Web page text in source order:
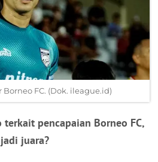
FC. (Dok. ileague.id)
pencapaian Borneo FC,
juara?